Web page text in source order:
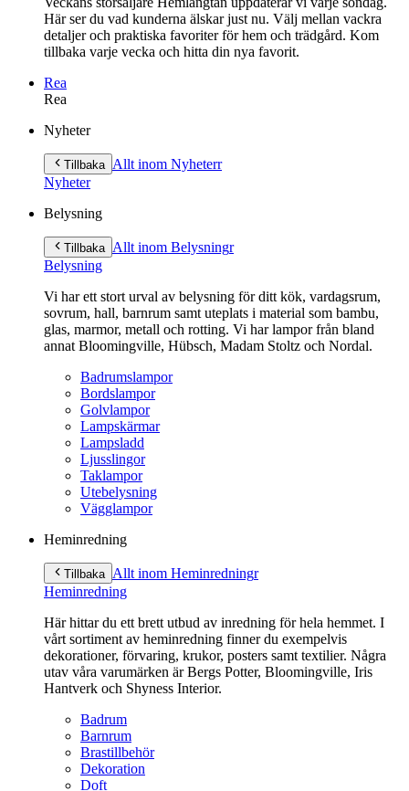
Här ser du vad kunderna älskar just nu. Välj mellan vackra
detaljer och praktiska favoriter för hem och trädgård. Kom
tillbaka varje vecka och hitta din nya favorit.
Rea
Rea
innehåll
Nyheter
Tillbaka Allt inom Nyheterr
Nyheter
Belysning
Tillbaka Allt inom Belysningr
Belysning
Vi har ett stort urval av belysning för ditt kök, vardagsrum,
sovrum, hall, barnrum samt uteplats i material som bambu,
glas, marmor, metall och rotting. Vi har lampor från bland
annat Bloomingville, Hübsch, Madam Stoltz och Nordal.
Badrumslampor
Bordslampor
Golvlampor
Lampskärmar
Lampsladd
Ljusslingor
Taklampor
Utebelysning
Vägglampor
Heminredning
Tillbaka Allt inom Heminredningr
Heminredning
Här hittar du ett brett utbud av inredning för hela hemmet. I
vårt sortiment av heminredning finner du exempelvis
dekorationer, förvaring, krukor, posters samt textilier. Några
utav våra varumärken är Bergs Potter, Bloomingville, Iris
Hantverk och Shyness Interior.
Badrum
Barnrum
Brastillbehör
Dekoration
Doft